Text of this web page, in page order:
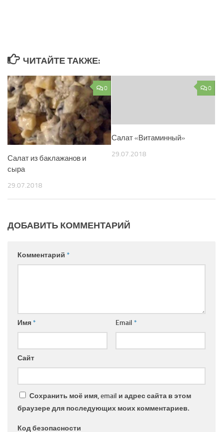
ЧИТАЙТЕ ТАКЖЕ:
0
Салат из баклажанов и
сыра
29.07.2018
0
Салат «Витаминный»
29.07.2018
ДОБАВИТЬ КОММЕНТАРИЙ
Комментарий *
Имя* Email *
Сайт
Сохранить моё имя, email и адрес сайта в этом
браузере для последующих моих комментариев.
Код безопасности